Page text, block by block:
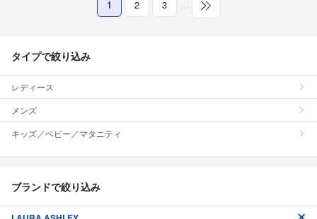
1 2 3 …
タイプで絞り込み
レディース
メンズ
キッズ／ベビー／マタニティ
ブランドで絞り込み